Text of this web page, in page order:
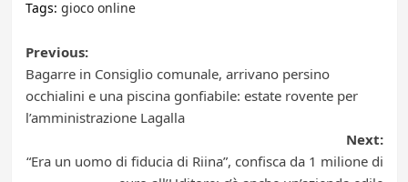
Tags: gioco online
Post
navigation
Previous:
Bagarre in Consiglio comunale, arrivano persino
occhialini e una piscina gonfiabile: estate rovente per
l’amministrazione Lagalla
Next:
“Era un uomo di fiducia di Riina”, confisca da 1 milione di